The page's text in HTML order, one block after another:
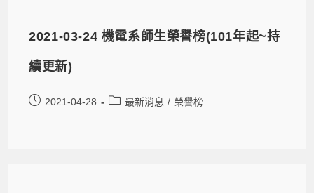
2021-03-24 機電系師生榮譽榜(101年起~持
續更新)
2021-04-28 最新消息 / 榮譽榜